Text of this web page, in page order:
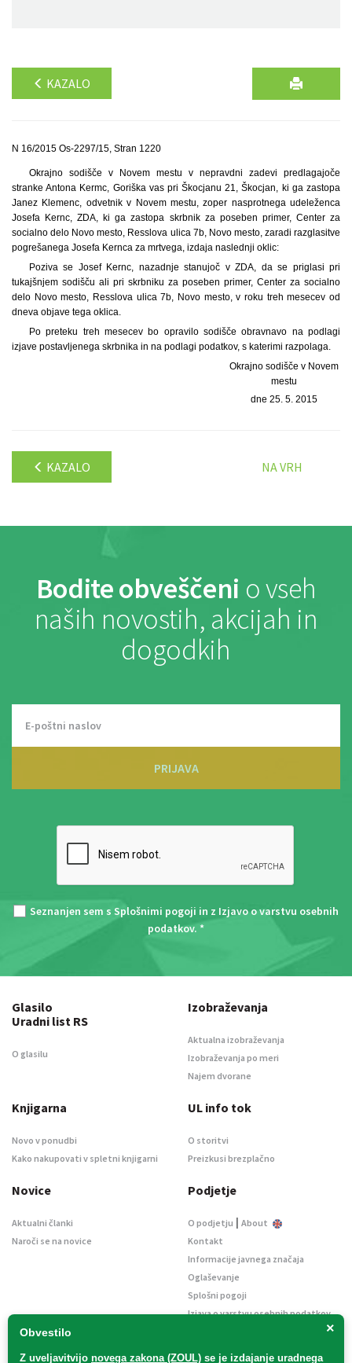
KAZALO
N 16/2015 Os-2297/15, Stran 1220
Okrajno sodišče v Novem mestu v nepravdni zadevi predlagajoče
stranke Antona Kermc, Goriška vas pri Škocjanu 21, Škocjan, ki ga zastopa
Janez Klemenc, odvetnik v Novem mestu, zoper nasprotnega udeleženca
Josefa Kernc, ZDA, ki ga zastopa skrbnik za poseben primer, Center za
socialno delo Novo mesto, Resslova ulica 7b, Novo mesto, zaradi razglasitve
pogrešanega Josefa Kernca za mrtvega, izdaja naslednji oklic:
Poziva se Josef Kernc, nazadnje stanujoč v ZDA, da se priglasi pri
tukajšnjem sodišču ali pri skrbniku za poseben primer, Center za socialno
delo Novo mesto, Resslova ulica 7b, Novo mesto, v roku treh mesecev od
dneva objave tega oklica.
Po preteku treh mesecev bo opravilo sodišče obravnavo na podlagi
izjave postavljenega skrbnika in na podlagi podatkov, s katerimi razpolaga.
Okrajno sodišče v Novem
mestu
dne 25. 5. 2015
KAZALO NA VRH
Bodite obveščeni o vseh
naših novostih, akcijah in
dogodkih
PRIJAVA
Seznanjen sem s Splošnimi pogoji in z Izjavo o varstvu osebnih
podatkov. *
×
Obvestilo
Z uveljavitvijo novega zakona (ZOUL) se je izdajanje uradnega
Glasilo
Uradni list RS
O glasilu
Izobraževanja
Aktualna izobraževanja
Izobraževanja po meri
Najem dvorane
Knjigarna
Novo v ponudbi
Kako nakupovati v spletni knjigarni
UL info tok
O storitvi
Preizkusi brezplačno
Novice
Aktualni članki
Naroči se na novice
Podjetje
O podjetju | About
Kontakt
Informacije javnega značaja
Oglaševanje
Splošni pogoji
Izjava o varstvu osebnih podatkov